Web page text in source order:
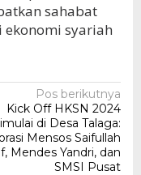
sahabat
ekonomi syariah
Pos berikutnya
Kick Off HKSN 2024
di Desa Talaga:
Mensos Saifullah
Mendes Yandri, dan
SMSI Pusat